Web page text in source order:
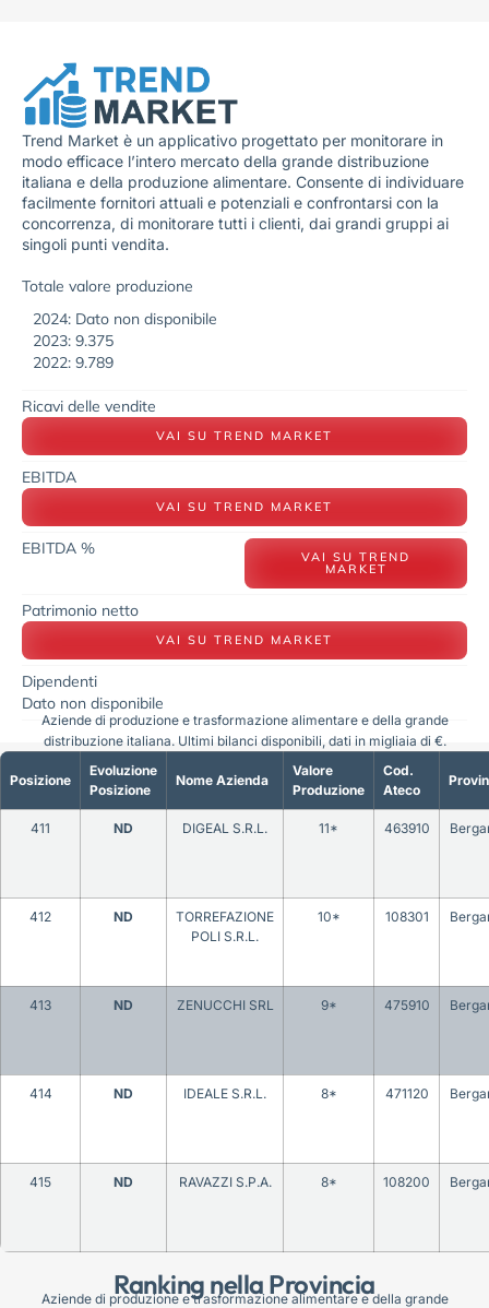
Trend Market è un applicativo progettato per monitorare in
modo efficace l’intero mercato della grande distribuzione
italiana e della produzione alimentare. Consente di individuare
facilmente fornitori attuali e potenziali e confrontarsi con la
concorrenza, di monitorare tutti i clienti, dai grandi gruppi ai
singoli punti vendita.
Totale valore produzione
2024: Dato non disponibile
2023: 9.375
2022: 9.789
Ricavi delle vendite
VAI SU TREND MARKET
EBITDA
VAI SU TREND MARKET
EBITDA % VAI SU TREND
MARKET
Patrimonio netto
VAI SU TREND MARKET
Dipendenti
Dato non disponibile
Ranking nella Provincia
Posizione
Evoluzione
Posizione
Nome Azienda
Valore
Produzione
Cod.
Ateco
411 ND DIGEAL S.R.L. 11* 463910
412 ND
TORREFAZIONE
POLI S.R.L.
10* 108301
413 ND ZENUCCHI SRL 9* 475910
414 ND IDEALE S.R.L. 8* 471120
415 ND RAVAZZI S.P.A. 8* 108200
Aziende di produzione e trasformazione alimentare e della grande
distribuzione italiana. Ultimi bilanci disponibili, dati in migliaia di €.
Aziende di produzione e trasformazione alimentare e della grande